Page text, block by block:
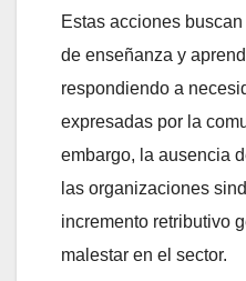
Estas acciones
de enseñanza y
respondiendo a
expresadas por la
embargo, la ausencia
las organizaciones
incremento retributivo
malestar en el sector.